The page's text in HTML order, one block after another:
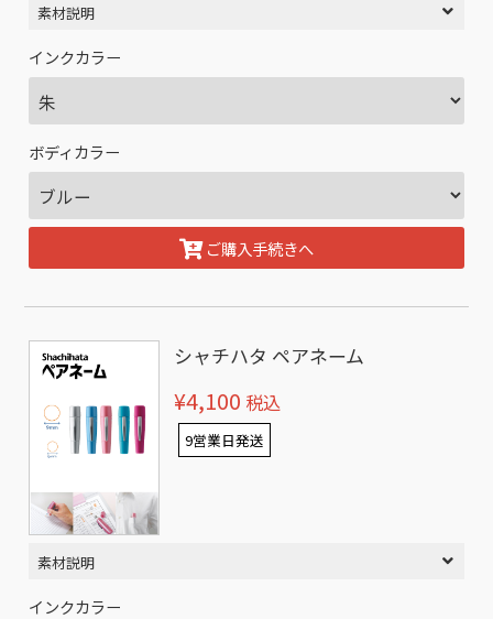
素材説明
インクカラー
ボディカラー
ご購入手続きへ
シャチハタ ペアネーム
¥4,100 税込
9営業日発送
素材説明
インクカラー